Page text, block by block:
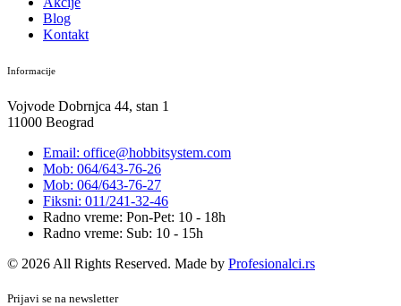
Blog
Kontakt
Informacije
Vojvode Dobrnjca 44, stan 1
11000 Beograd
Email: office@hobbitsystem.com
Mob: 064/643-76-26
Mob: 064/643-76-27
Fiksni: 011/241-32-46
Radno vreme: Pon-Pet: 10 - 18h
Radno vreme: Sub: 10 - 15h
© 2026 All Rights Reserved. Made by Profesionalci.rs
Prijavi se na newsletter